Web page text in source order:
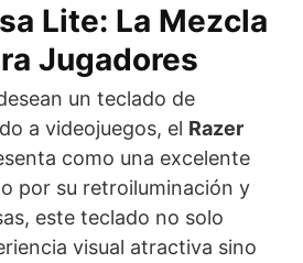
Lite: La Mezcla
Jugadores
un teclado de
a videojuegos, el Razer
como una excelente
por su retroiluminación y
este teclado no solo
visual atractiva sino